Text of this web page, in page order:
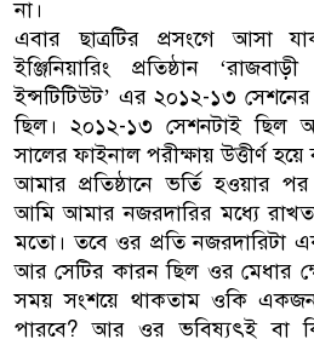
না।
এবার ছাত্রটির প্রসংগে আসা
ইঞ্জিনিয়ারিং প্রতিষ্ঠান
ইন্সটিটিউট’ এর ২০১২-১৩ সেশনের
ছিল। ২০১২-১৩ সেশনটাই ছিল
সালের ফাইনাল পরীক্ষায় উত্তীর্ণ হয়ে
আমার প্রতিষ্ঠানে ভর্তি হওয়ার
আমি আমার নজরদারির মধ্যে
মতো। তবে ওর প্রতি নজরদারিটা
আর সেটির কারন ছিল ওর মেধার
সময় সংশয়ে থাকতাম ওকি একজন
পারবে? আর ওর ভবিষ্যৎই বা